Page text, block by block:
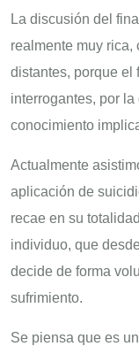
La discusión del
realmente muy
distantes, porque el
interrogantes, por
conocimiento
Actualmente
aplicación de
recae en su
individuo, que
decide de forma
sufrimiento.
Se piensa que es